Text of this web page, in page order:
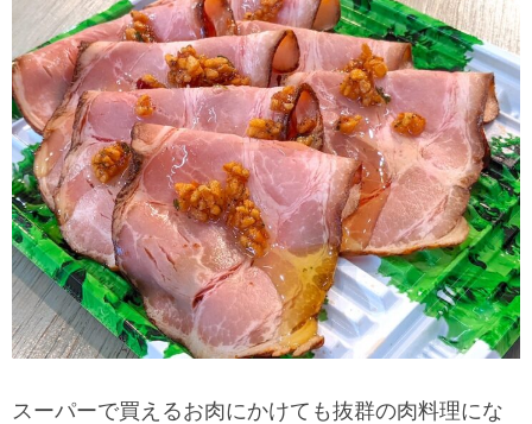
スーパーで買えるお肉にかけても抜群の肉料理にな